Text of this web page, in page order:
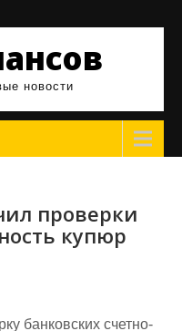
новости
проверки
купюр
банковских счетно-